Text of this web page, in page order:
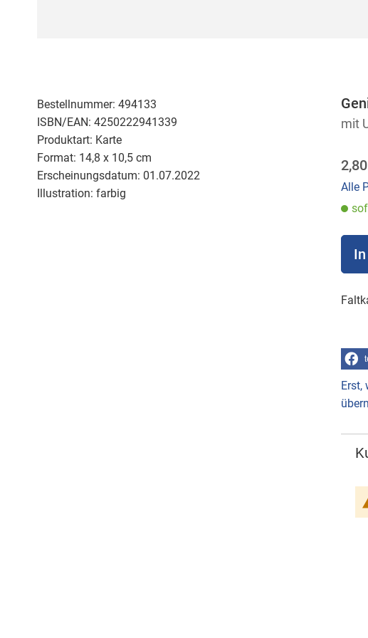
Bestellnummer: 494133
ISBN/EAN: 4250222941339
Produktart: Karte
Format: 14,8 x 10,5 cm
Erscheinungsdatum: 01.07.2022
Illustration: farbig
mit
Alle
Erst,